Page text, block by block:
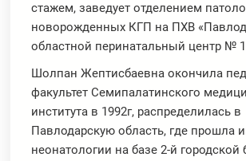
стажем, заведует отделением
новорожденных КГП на ПХВ
областной перинатальный центр №
Шолпан Жептисбаевна окончила
факультет Семипалатинского
института в 1992г, распределилась в
Павлодарскую область, где прошла
неонатологии на базе 2-й